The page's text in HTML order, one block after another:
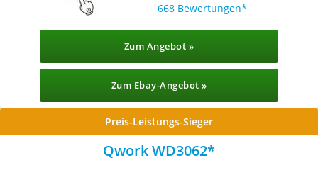
668 Bewertungen
Zum Angebot »
Zum Ebay-Angebot »
Preis-Leistungs-Sieger
Qwork WD3062